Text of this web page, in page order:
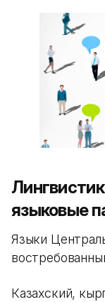
языковые
Языки
Казахский,